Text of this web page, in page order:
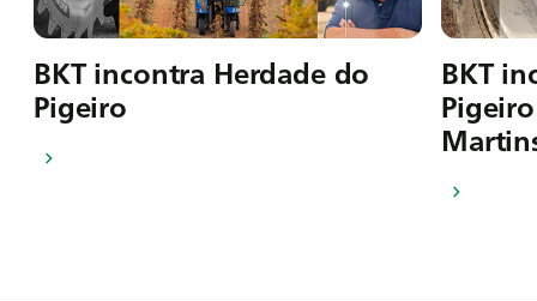
BKT incontra Herdade do
Pigeiro
BKT